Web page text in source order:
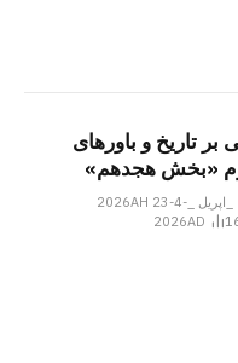
بر تاریخ و باورهای
«بخش هجدهم»
پنج _23 _اپریل _2026AH 23-4-
2026AD